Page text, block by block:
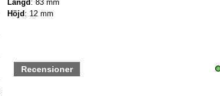
Längd : 83 mm
Höjd : 12 mm
Recensioner